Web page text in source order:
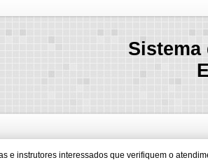
Sistema
e instrutores interessados que verifiquem o